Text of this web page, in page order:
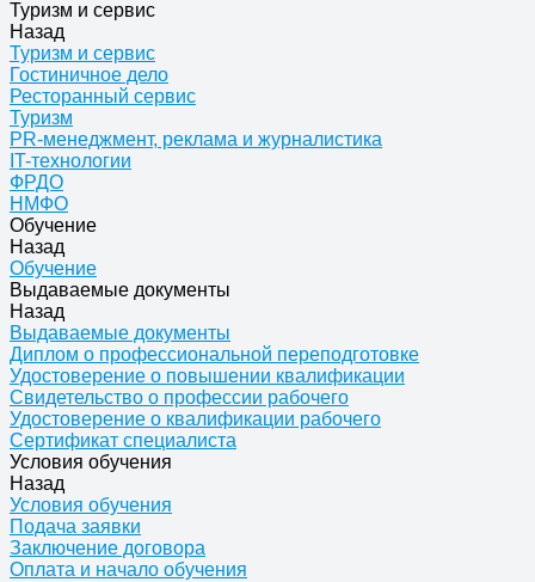
Туризм и сервис
Назад
Туризм и сервис
Гостиничное дело
Ресторанный сервис
Туризм
PR-менеджмент, реклама и журналистика
IT-технологии
ФРДО
НМФО
Обучение
Назад
Обучение
Выдаваемые документы
Назад
Выдаваемые документы
Диплом о профессиональной переподготовке
Удостоверение о повышении квалификации
Свидетельство о профессии рабочего
Удостоверение о квалификации рабочего
Сертификат специалиста
Условия обучения
Назад
Условия обучения
Подача заявки
Заключение договора
Оплата и начало обучения